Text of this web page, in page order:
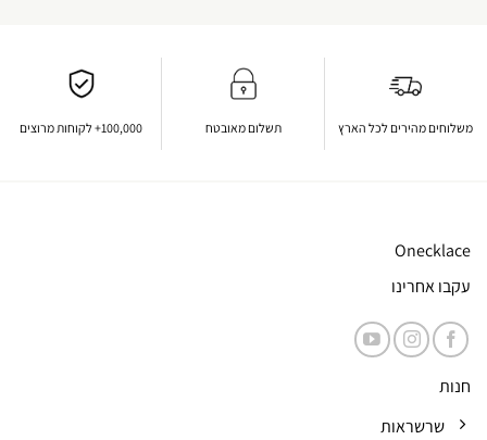
משלוחים מהירים לכל הארץ תשלום מאובטח 100,000+ לקוחות מרוצים
Onecklace
עקבו אחרינו
חנות
שרשראות